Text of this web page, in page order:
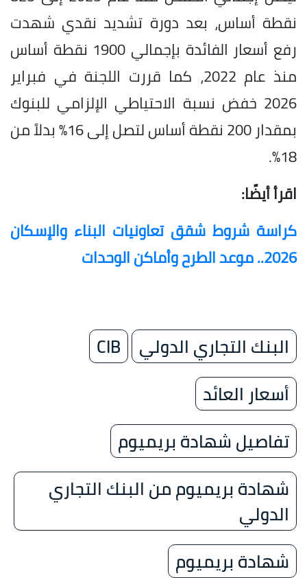
نقطة أساس، بعد دورة تشديد نقدي شهدت
رفع أسعار الفائدة بإجمالي 1900 نقطة أساس
منذ عام 2022، كما قررت اللجنة في فبراير
2026 خفض نسبة الاحتياطي الإلزامي للبنوك
بمقدار 200 نقطة أساس لتصل إلى 16% بدلاً من
18%.
اقرأ أيضًا:
كراسة شروط شقق تعاونيات البناء والإسكان
2026.. موعد الطرح وأماكن الوحدات
البنك التجاري الدولي
CIB
أسعار العائد
تفاصيل شهادة بريميوم
شهادة بريميوم من البنك التجاري
الدولي
شهادة بريميوم